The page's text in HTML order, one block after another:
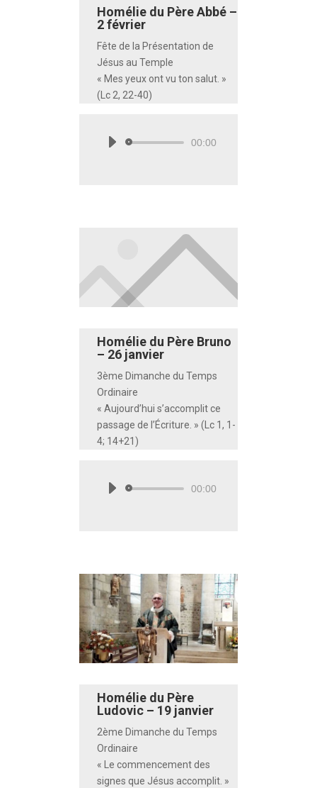
Homélie du Père Abbé –
2 février
Fête de la Présentation de
Jésus au Temple
« Mes yeux ont vu ton salut. »
(Lc 2, 22-40)
Lecteur00:00
Homélie du Père Bruno
– 26 janvier
3ème Dimanche du Temps
Ordinaire
« Aujourd’hui s’accomplit ce
passage de l’Écriture. » (Lc 1, 1-
4; 14+21)
Lecteur00:00
Homélie du Père
Ludovic – 19 janvier
2ème Dimanche du Temps
Ordinaire
« Le commencement des
signes que Jésus accomplit. »